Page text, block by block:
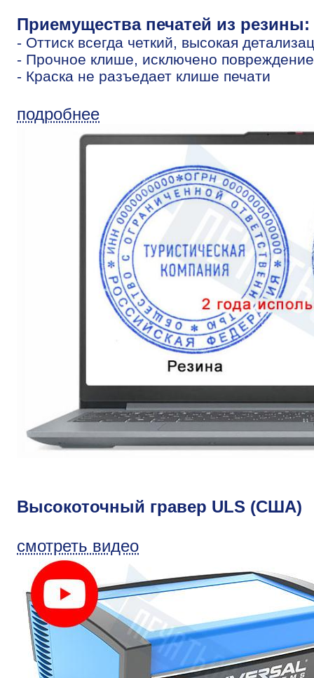
Приемущества печатей из резины:
- Оттиск всегда четкий, высокая
- Прочное клише, исключено
- Краска не разъедает клише печати
подробнее
Высокоточный гравер ULS (США)
смотреть видео